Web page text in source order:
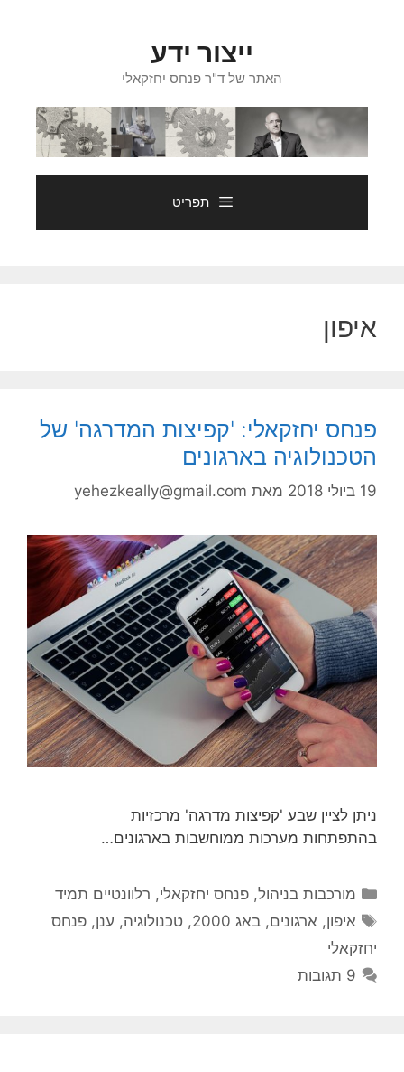
ייצור ידע
האתר של ד"ר פנחס יחזקאלי
תפריט
איפון
פנחס יחזקאלי: 'קפיצות המדרגה' של
הטכנולוגיה בארגונים
19 ביולי 2018 מאת yehezkeally@gmail.com
ניתן לציין שבע 'קפיצות מדרגה' מרכזיות
בהתפתחות מערכות ממוחשבות בארגונים…
קטגוריות
מורכבות בניהול,פנחס יחזקאלי, רלוונטיים תמיד
תגיות
איפון, ארגונים,באג 2000 ,טכנולוגיה, ענן,פנחס
יחזקאלי
9 תגובות